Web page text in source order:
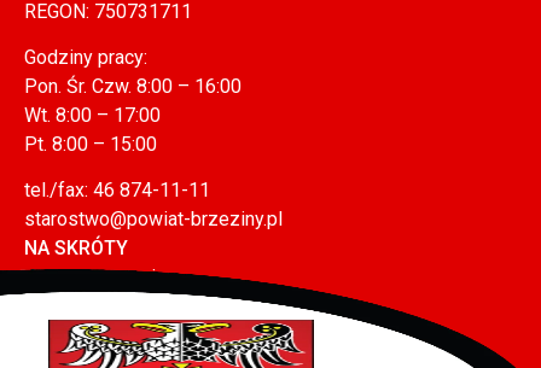
NA SKRÓTY
Mapa serwisu
Polityka prywatności (RODO)
Polityka plików cookies
REGON: 750731711
Godziny pracy:
Pon. Śr. Czw. 8:00 – 16:00
Wt. 8:00 – 17:00
Pt. 8:00 – 15:00
tel./fax: 46 874-11-11
starostwo@powiat-brzeziny.pl